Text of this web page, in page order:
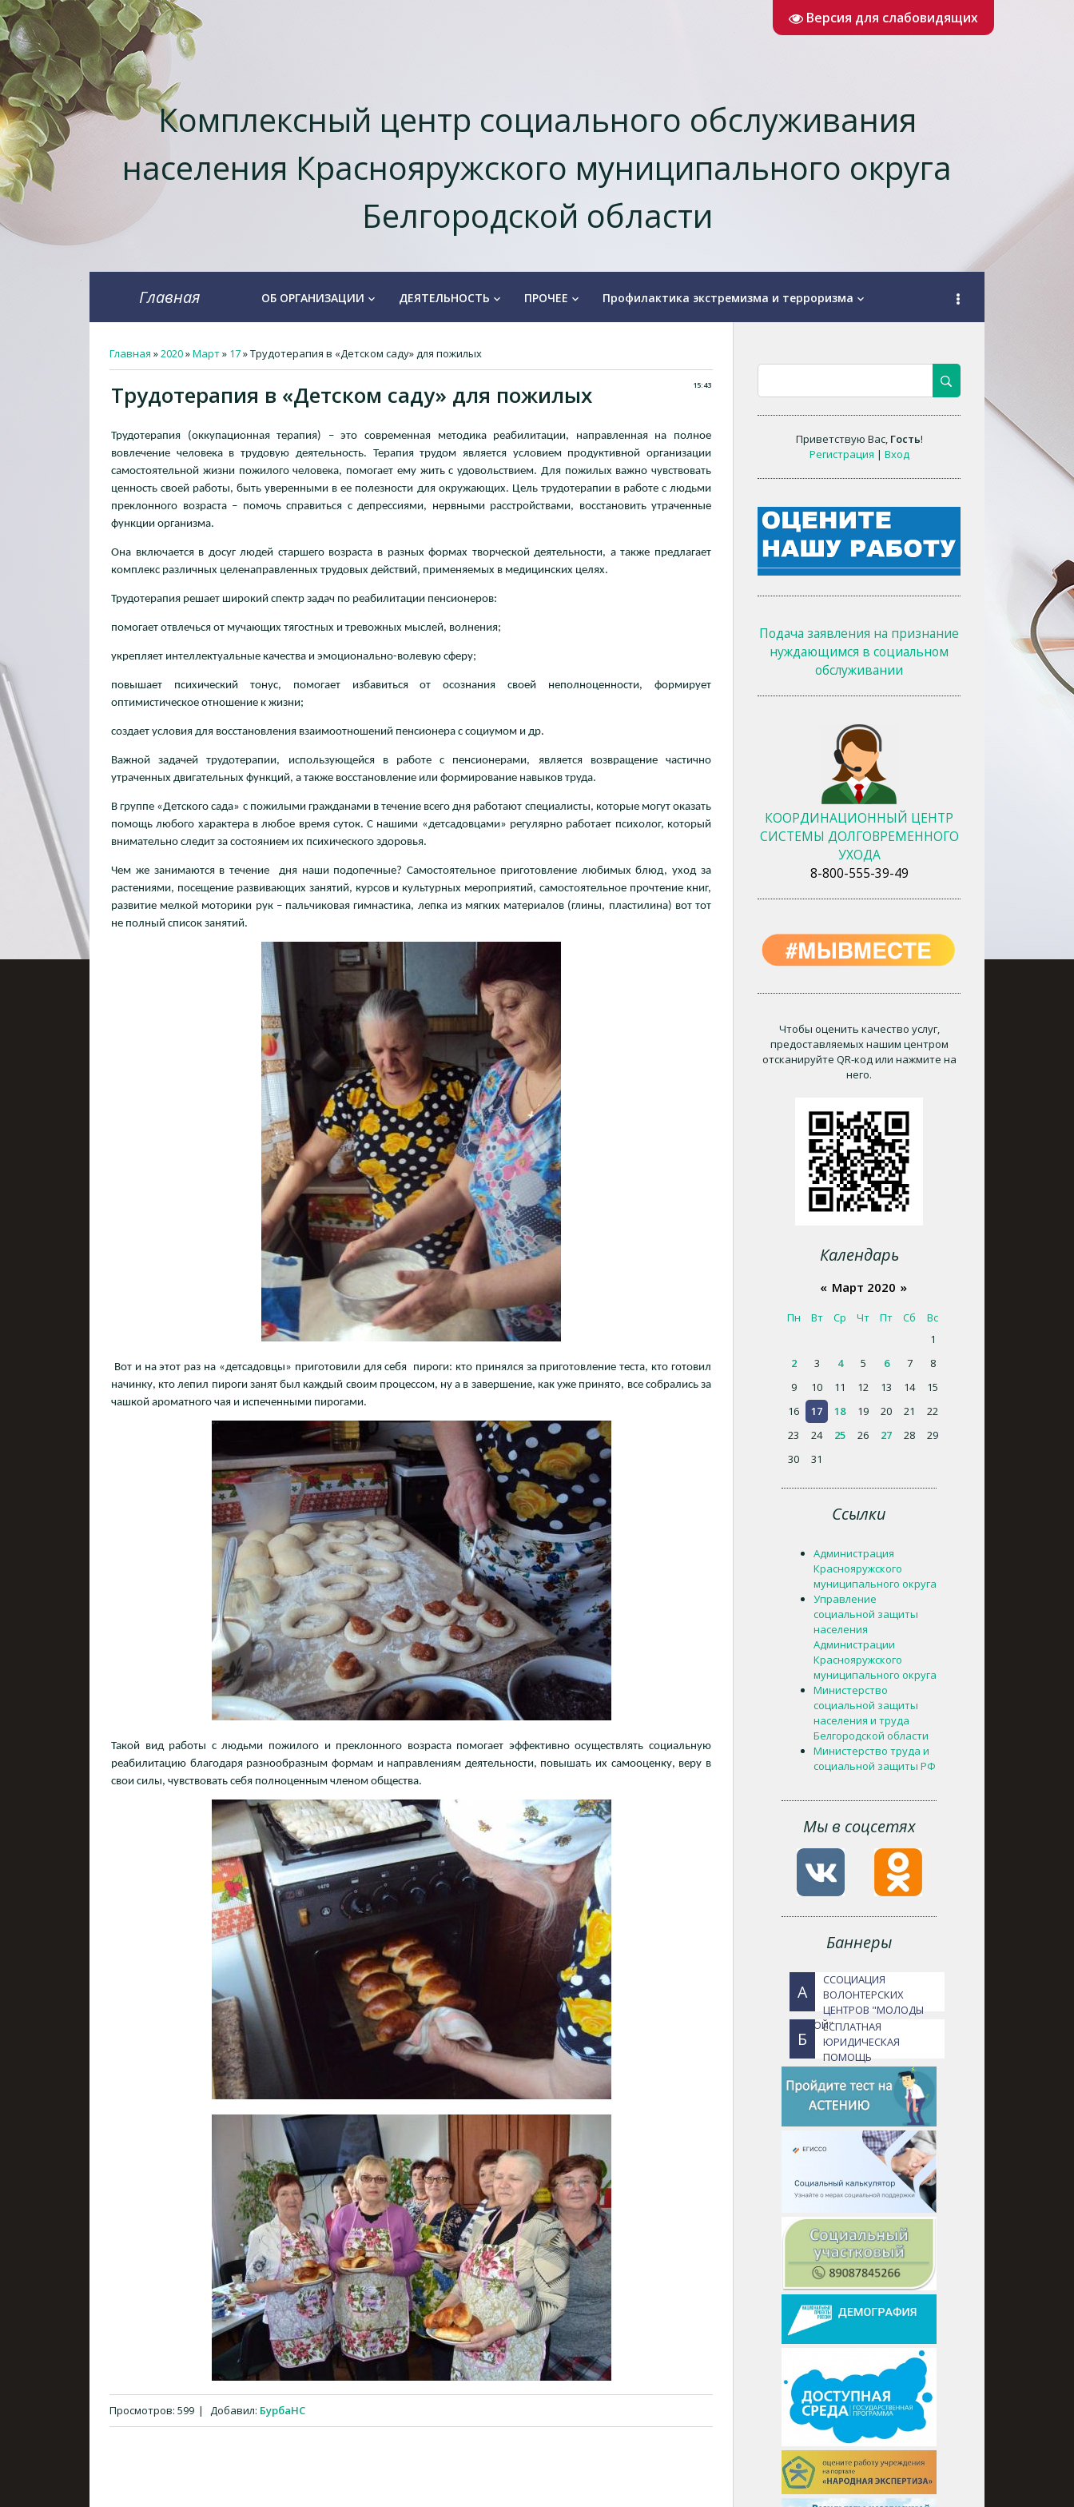
Версия для слабовидящих
Комплексный центр социального обслуживания
населения Краснояружcкого муниципального округа
Белгородской области
Главная ОБ ОРГАНИЗАЦИИ keyboard_arrow_down ДЕЯТЕЛЬНОСТЬ keyboard_arrow_down ПРОЧЕЕ keyboard_arrow_down Профилактика экстремизма и терроризма keyboard_arrow_down
Главная »2020»Март» 17» Трудотерапия в «Детском саду» для пожилых
15:43
Трудотерапия в «Детском саду» для пожилых
Трудотерапия (оккупационная терапия) – это современная методика реабилитации, направленная на полное
вовлечение человека в трудовую деятельность. Терапия трудом является условием продуктивной организации
самостоятельной жизни пожилого человека, помогает ему жить с удовольствием. Для пожилых важно чувствовать
ценность своей работы, быть уверенными в ее полезности для окружающих. Цель трудотерапии в работе с людьми
преклонного возраста – помочь справиться с депрессиями, нервными расстройствами, восстановить утраченные
функции организма.
Она включается в досуг людей старшего возраста в разных формах творческой деятельности, а также предлагает
комплекс различных целенаправленных трудовых действий, применяемых в медицинских целях.
Трудотерапия решает широкий спектр задач по реабилитации пенсионеров:
помогает отвлечься от мучающих тягостных и тревожных мыслей, волнения;
укрепляет интеллектуальные качества и эмоционально-волевую сферу;
повышает психический тонус, помогает избавиться от осознания своей неполноценности, формирует
оптимистическое отношение к жизни;
создает условия для восстановления взаимоотношений пенсионера с социумом и др.
Важной задачей трудотерапии, использующейся в работе с пенсионерами, является возвращение частично
утраченных двигательных функций, а также восстановление или формирование навыков труда.
В группе «Детского сада» с пожилыми гражданами в течение всего дня работают специалисты, которые могут оказать
помощь любого характера в любое время суток. С нашими «детсадовцами» регулярно работает психолог, который
внимательно следит за состоянием их психического здоровья.
Чем же занимаются в течение дня наши подопечные? Самостоятельное приготовление любимых блюд, уход за
растениями, посещение развивающих занятий, курсов и культурных мероприятий, самостоятельное прочтение книг,
развитие мелкой моторики рук – пальчиковая гимнастика, лепка из мягких материалов (глины, пластилина) вот тот
не полный список занятий.
Вот и на этот раз на «детсадовцы» приготовили для себя пироги: кто принялся за приготовление теста, кто готовил
начинку, кто лепил пироги занят был каждый своим процессом, ну а в завершение, как уже принято, все собрались за
чашкой ароматного чая и испеченными пирогами.
Такой вид работы с людьми пожилого и преклонного возраста помогает эффективно осуществлять социальную
реабилитацию благодаря разнообразным формам и направлениям деятельности, повышать их самооценку, веру в
свои силы, чувствовать себя полноценным членом общества.
Просмотров: 599 | Добавил: БурбаНС
Приветствую Вас, Гость!
Регистрация | Вход
Подача заявления на признание
нуждающимся в социальном
обслуживании
КООРДИНАЦИОННЫЙ ЦЕНТР
СИСТЕМЫ ДОЛГОВРЕМЕННОГО
УХОДА
8-800-555-39-49
Чтобы оценить качество услуг,
предоставляемых нашим центром
отсканируйте QR-код или нажмите на
него.
Календарь
« Март 2020 »
Пн Вт Ср Чт Пт Сб
Вс
1
2
3 4 5 6 7
8
9
10 11 12 13 14
15
16
17 18 19 20 21
22
23
24 25 26 27 28
29
30
31
Ссылки
Администрация
Краснояружского
муниципального округа
Управление
социальной защиты
населения
Администрации
Краснояружского
муниципального округа
Министерство
социальной защиты
населения и труда
Белгородской области
Министерство труда и
социальной защиты РФ
Мы в соцсетях
Баннеры
А
ССОЦИАЦИЯ
ВОЛОНТЕРСКИХ
ЦЕНТРОВ "МОЛОДЫ
ДУШОЙ"
Б
ЕСПЛАТНАЯ
ЮРИДИЧЕСКАЯ
ПОМОЩЬ